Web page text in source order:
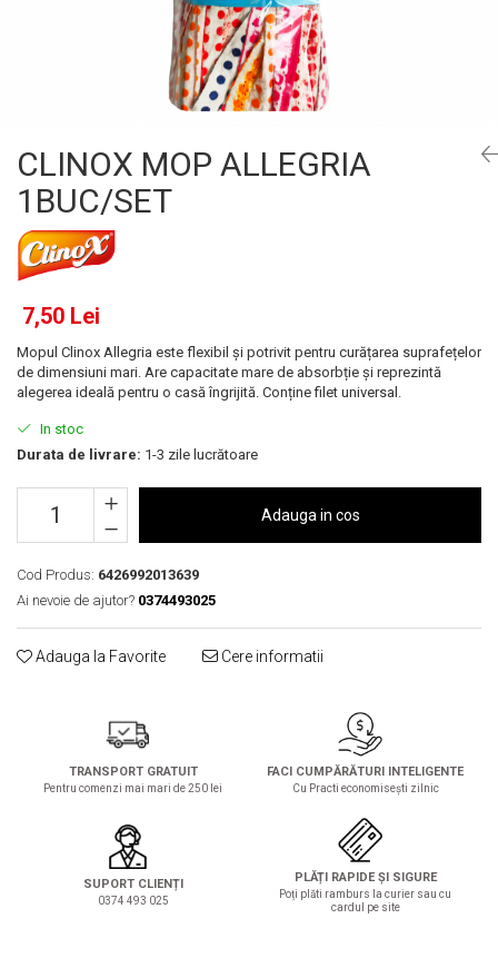
Detergent pardoseala
Echipamente de curăţenie
Galeata mop
Hartie igienica
Insecticide
Lavete de curatare
Parfum de camere
Produse de dezinfectare
Rola scame
Sac menajer
Solutie de indepartat rugina si
calcar
Parfum
Pasta de dinti
Pensula machiaj
Periuta de dinti
Produse pentru coafat
Produse pentru curatarea tenului
Sampon
Sare de baie
Tratament pentru par, conditioner
pentru par, masca de par
Vata demachianta
CLINOX MOP ALLEGRIA
1BUC/SET
7,50 Lei
Mopul Clinox Allegria este flexibil și potrivit pentru curățarea suprafețelor
de dimensiuni mari. Are capacitate mare de absorbție și reprezintă
alegerea ideală pentru o casă îngrijită. Conține filet universal.
In stoc
Durata de livrare: 1-3 zile lucrătoare
Adauga in cos
Cod Produs: 6426992013639
Ai nevoie de ajutor? 0374493025
Adauga la Favorite Cere informatii
TRANSPORT GRATUIT
Pentru comenzi mai mari de 250 lei
FACI CUMPĂRĂTURI INTELIGENTE
Cu Practi economisești zilnic
SUPORT CLIENȚI
0374 493 025
PLĂȚI RAPIDE ȘI SIGURE
Poți plăti ramburs la curier sau cu
cardul pe site